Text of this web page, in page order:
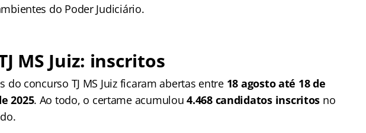
do Poder Judiciário.
MS Juiz: inscritos
do concurso TJ MS Juiz ficaram abertas entre 18 agosto até 18 de
2025. Ao todo, o certame acumulou 4.468 candidatos inscritos no